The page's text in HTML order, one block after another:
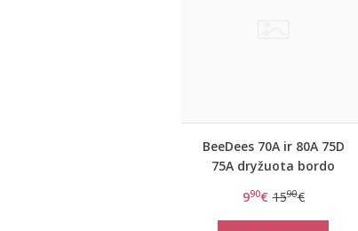
BeeDees 70A ir 80A 75D
75A dryžuota bordo
WHPM
990€ 1590€